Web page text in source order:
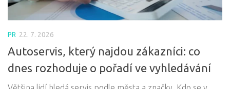
PR 22. 7. 2026
Autoservis, který najdou zákazníci: co
dnes rozhoduje o pořadí ve vyhledávání